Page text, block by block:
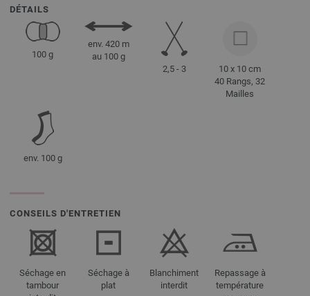
DÉTAILS
100 g
env. 420 m
au 100 g
2,5 - 3
10 x 10 cm
40 Rangs, 32
Mailles
env. 100 g
CONSEILS D'ENTRETIEN
Séchage en
tambour
Séchage à
plat
Blanchiment
interdit
Repassage à
température